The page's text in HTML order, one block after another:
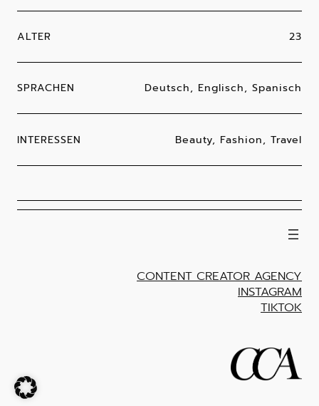
ALTER 23
SPRACHEN Deutsch, Englisch, Spanisch
INTERESSEN Beauty, Fashion, Travel
CONTENT CREATOR AGENCY
INSTAGRAM
TIKTOK